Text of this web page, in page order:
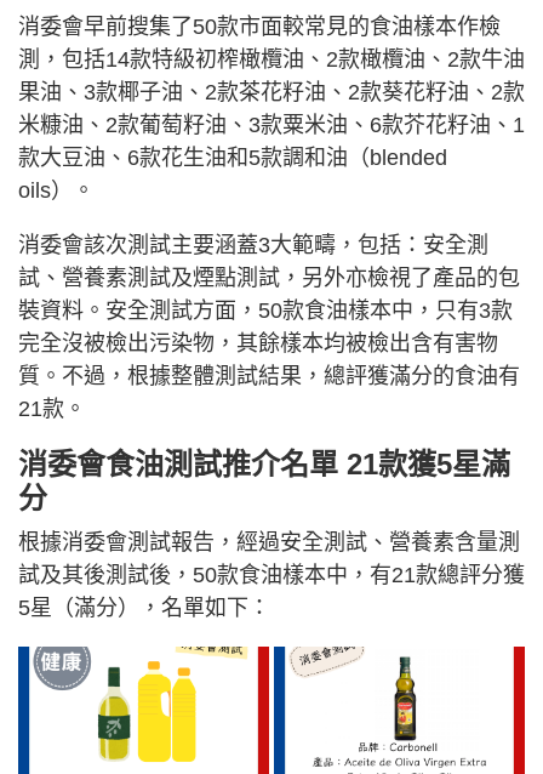
消委會早前搜集了50款市面較常見的食油樣本作檢
測，包括14款特級初榨橄欖油、2款橄欖油、2款牛油
果油、3款椰子油、2款茶花籽油、2款葵花籽油、2款
米糠油、2款葡萄籽油、3款粟米油、6款芥花籽油、1
款大豆油、6款花生油和5款調和油（blended
oils）。
消委會該次測試主要涵蓋3大範疇，包括：安全測
試、營養素測試及煙點測試，另外亦檢視了產品的包
裝資料。安全測試方面，50款食油樣本中，只有3款
完全沒被檢出污染物，其餘樣本均被檢出含有害物
質。不過，根據整體測試結果，總評獲滿分的食油有
21款。
消委會食油測試推介名單 21款獲5星滿
分
根據消委會測試報告，經過安全測試、營養素含量測
試及其後測試後，50款食油樣本中，有21款總評分獲
5星（滿分），名單如下：